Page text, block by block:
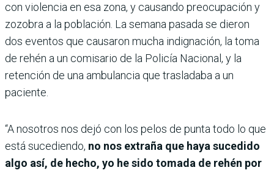
con violencia en esa zona, y causando preocupación y
zozobra a la población. La semana pasada se dieron
dos eventos que causaron mucha indignación, la toma
de rehén a un comisario de la Policía Nacional, y la
retención de una ambulancia que trasladaba a un
paciente.
“A nosotros nos dejó con los pelos de punta todo lo que
está sucediendo, no nos extraña que haya sucedido
algo así, de hecho, yo he sido tomada de rehén por